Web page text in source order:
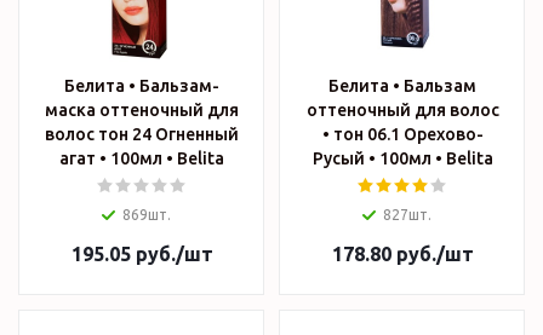
Белита • Бальзам-
маска оттеночный для
волос тон 24 Огненный
агат • 100мл • Belita
869шт.
195.05руб./шт
Белита • Бальзам
оттеночный для волос
• тон 06.1 Орехово-
Русый • 100мл • Belita
827шт.
178.80руб./шт